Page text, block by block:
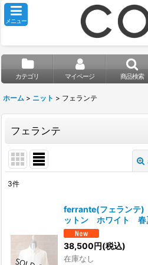
メニュー
カテゴリ マイページ 商品検索
ホーム > ニット > フェランテ
フェランテ
3件
ferrante(フェラン
ットン ホワイト 春
38,500円(税込)
在庫なし